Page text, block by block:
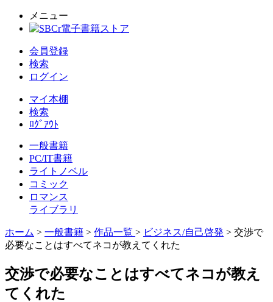
メニュー
会員登録
検索
ログイン
マイ本棚
検索
ﾛｸﾞｱｳﾄ
一般書籍
PC/IT書籍
ライトノベル
コミック
ロマンス
ライブラリ
ホーム > 一般書籍 > 作品一覧 > ビジネス/自己啓発 > 交渉で
必要なことはすべてネコが教えてくれた
交渉で必要なことはすべてネコが教え
てくれた